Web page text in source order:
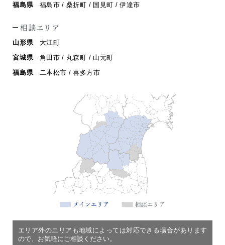
福島県
福島市 / 桑折町 / 国見町 / 伊達市
相談エリア
山形県
大江町
宮城県
角田市 / 丸森町 / 山元町
福島県
二本松市 / 喜多方市
エリア外のエリアも地域によっては対応できる場合があります
ので、お気軽にご相談ください。